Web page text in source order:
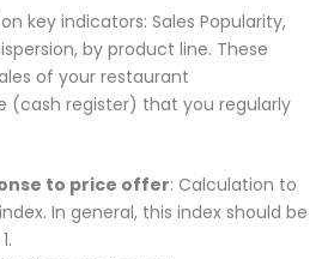
key indicators: Sales Popularity,
by product line. These
of your restaurant
(cash register) that you regularly
to price offer: Calculation to
In general, this index should be